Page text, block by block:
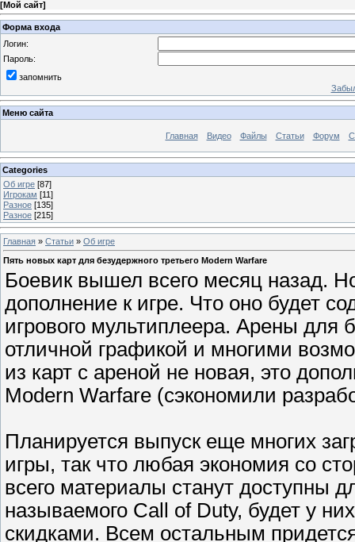
[Мой сайт]
Форма входа
Логин:
Пароль:
запомнить
Меню сайта
Главная Видео Файлы Статьи Форум
Categories
Об игре [87]
Игрокам [11]
Разное [135]
Разное [215]
Главная » Статьи » Об игре
Пять новых карт для безудержного третьего Modern Warfare
Боевик вышел всего месяц назад.
дополнение к игре. Что оно будет
игрового мультиплеера. Арены для
отличной графикой и многими
из карт с ареной не новая, это
Modern Warfare (сэкономили
Планируется выпуск еще многих
игры, так что любая экономия со
всего материалы станут доступны
называемого Call of Duty, будет у
скидками. Всем остальным